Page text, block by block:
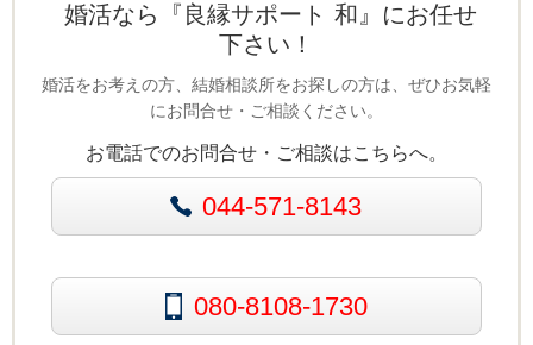
婚活なら『良縁サポート 和』にお任せ
下さい！
婚活をお考えの方、結婚相談所をお探しの方は、ぜひお気軽
にお問合せ・ご相談ください。
お電話でのお問合せ・ご相談はこちらへ。
044-571-8143
080-8108-1730